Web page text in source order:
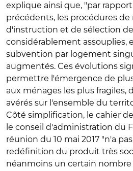
explique ainsi que, "par
précédents, les procédures
d'instruction et de sélection
considérablement assouplies,
subvention par logement
augmentés. Ces évolutions
permettre l'émergence de
aux ménages les plus fragiles,
avérés sur l'ensemble du
Côté simplification, le cahier
le conseil d'administration du
réunion du 10 mai 2017 "n'a
redéfinition du produit très
néanmoins un certain